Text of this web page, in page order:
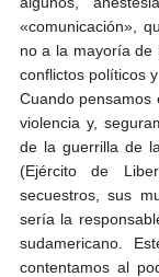
«comunicación»,
no a la mayoría de
conflictos políticos
Cuando pensamos
violencia y,
de la guerrilla de
(Ejército de
secuestros, sus
sería la
sudamericano.
contentamos al